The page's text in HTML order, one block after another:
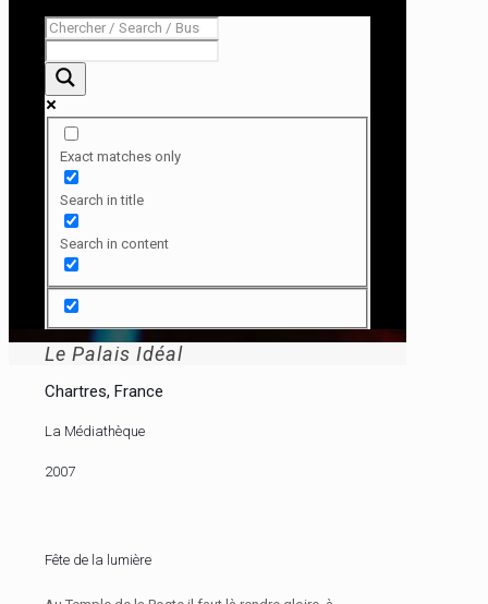
Exact matches only
Search in title
Search in content
Le Palais Idéal
Chartres, France
La Médiathèque
2007
Fête de la lumière